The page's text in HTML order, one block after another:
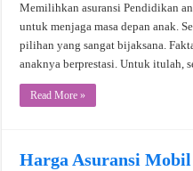
Memilihkan asuransi Pendidikan
untuk menjaga masa depan anak.
pilihan yang sangat bijaksana.
anaknya berprestasi. Untuk itulah,
Read More »
Harga Asuransi